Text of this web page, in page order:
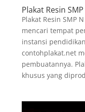
Plakat Resin
Plakat Resin SMP
mencari tempat
instansi
contohplakat.net
pembuatannya.
khusus yang